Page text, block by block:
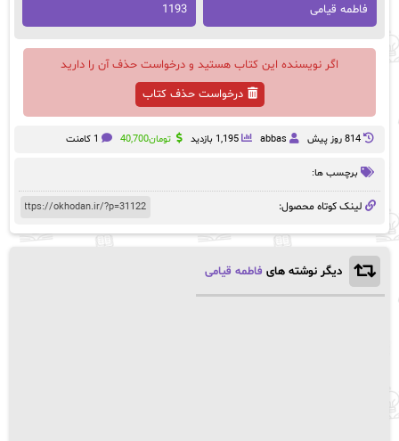
فاطمه قیامی 1193
اگر نویسنده این کتاب هستید و درخواست حذف آن را دارید
درخواست حذف کتاب
814 روز پيش abbas 1,195 بازدید تومان40,700 1 کامنت
برچسب ها:
لینک کوتاه محصول:
دیگر نوشته های فاطمه قیامی